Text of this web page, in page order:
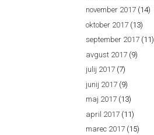
november 2017 (14)
oktober 2017 (13)
september 2017 (11)
avgust 2017 (9)
julij 2017 (7)
junij 2017 (9)
maj 2017 (13)
april 2017 (11)
marec 2017 (15)